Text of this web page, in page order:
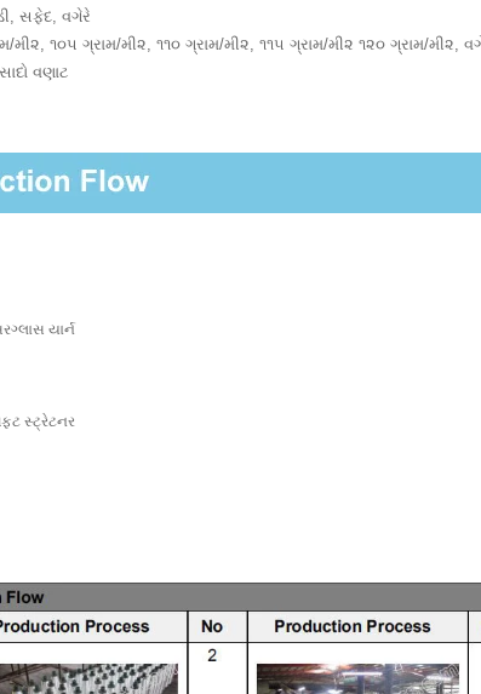
સફેદ, વગેરે
મી૨, ૧૦૫ ગ્રામ/મી૨, ૧૧૦ ગ્રામ/મી૨, ૧૧૫ ગ્રામ/મી૨ ૧૨૦ ગ્રામ/મી૨,
સાદો વણાટ
યાર્ન
સ્ટ્રેટનર